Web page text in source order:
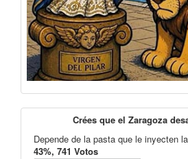
Crées que el Zaragoza
Depende de la pasta que le inyecten
43%, 741 Votos